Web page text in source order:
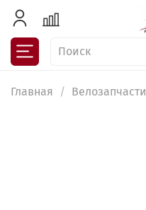
Главная Велозапчасти